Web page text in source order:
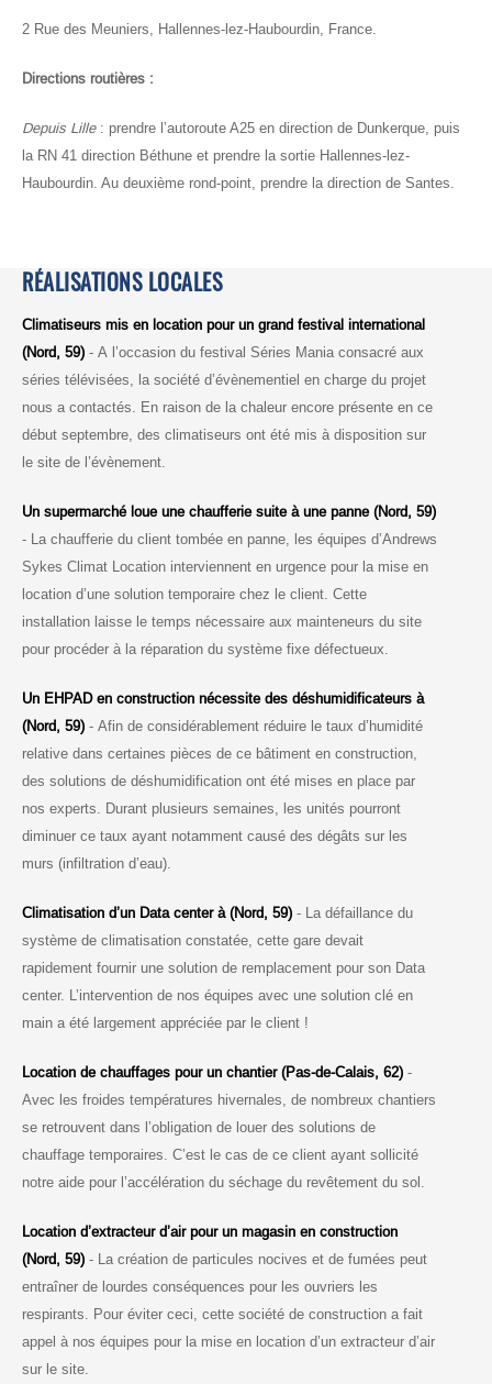
2 Rue des Meuniers, Hallennes-lez-Haubourdin, France.
Directions routières :
Depuis Lille: prendre l’autoroute A25 en direction de Dunkerque, puis
la RN 41 direction Béthune et prendre la sortie Hallennes-lez-
Haubourdin. Au deuxième rond-point, prendre la direction de Santes.
RÉALISATIONS LOCALES
Climatiseurs mis en location pour un grand festival international
(Nord, 59) - A l’occasion du festival Séries Mania consacré aux
séries télévisées, la société d’évènementiel en charge du projet
nous a contactés. En raison de la chaleur encore présente en ce
début septembre, des climatiseurs ont été mis à disposition sur
le site de l’évènement.
Un supermarché loue une chaufferie suite à une panne (Nord, 59)
- La chaufferie du client tombée en panne, les équipes d’Andrews
Sykes Climat Location interviennent en urgence pour la mise en
location d’une solution temporaire chez le client. Cette
installation laisse le temps nécessaire aux mainteneurs du site
pour procéder à la réparation du système fixe défectueux.
Un EHPAD en construction nécessite des déshumidificateurs à
(Nord, 59) - Afin de considérablement réduire le taux d’humidité
relative dans certaines pièces de ce bâtiment en construction,
des solutions de déshumidification ont été mises en place par
nos experts. Durant plusieurs semaines, les unités pourront
diminuer ce taux ayant notamment causé des dégâts sur les
murs (infiltration d’eau).
Climatisation d’un Data center à (Nord, 59) - La défaillance du
système de climatisation constatée, cette gare devait
rapidement fournir une solution de remplacement pour son Data
center. L’intervention de nos équipes avec une solution clé en
main a été largement appréciée par le client !
Location de chauffages pour un chantier (Pas-de-Calais, 62) -
Avec les froides températures hivernales, de nombreux chantiers
se retrouvent dans l’obligation de louer des solutions de
chauffage temporaires. C’est le cas de ce client ayant sollicité
notre aide pour l’accélération du séchage du revêtement du sol.
Location d’extracteur d’air pour un magasin en construction
(Nord, 59) - La création de particules nocives et de fumées peut
entraîner de lourdes conséquences pour les ouvriers les
respirants. Pour éviter ceci, cette société de construction a fait
appel à nos équipes pour la mise en location d’un extracteur d’air
sur le site.